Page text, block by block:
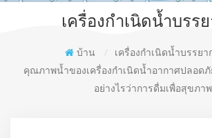
เครื่องกำเนิดน้ำบรร
บ้าน / เครื่องกำเนิดน้ำบรรยา
คุณภาพน้ำของเครื่องกำเนิดน้ำอากาศปลอดภั
อย่างไรว่าการดื่มเพื่อสุขภา